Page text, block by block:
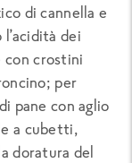
di cannella e
dei
con crostini
per
pane con aglio
a cubetti,
doratura del